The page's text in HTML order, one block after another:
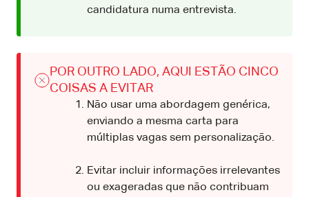
candidatura numa entrevista.
POR OUTRO LADO, AQUI ESTÃO CINCO
COISAS A EVITAR
Não usar uma abordagem genérica,
enviando a mesma carta para
múltiplas vagas sem personalização.
Evitar incluir informações irrelevantes
ou exageradas que não contribuam